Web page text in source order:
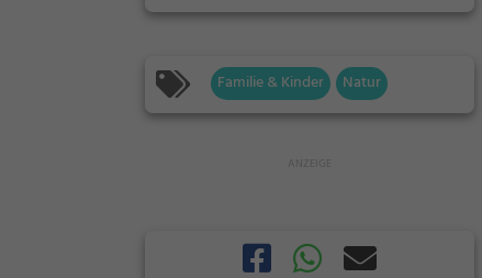
Familie & Kinder Natur